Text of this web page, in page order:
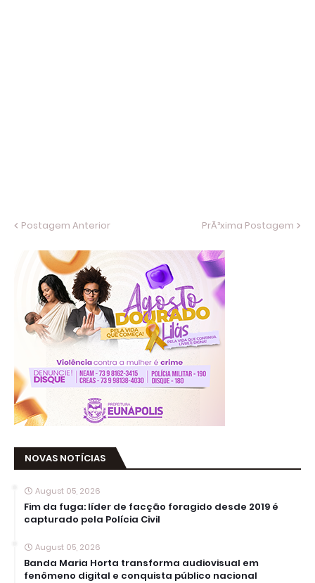
Postagem Anterior PrÃ³xima Postagem
NOVAS NOTÍCIAS
August 05, 2026
Fim da fuga: líder de facção foragido desde 2019 é
capturado pela Polícia Civil
August 05, 2026
Banda Maria Horta transforma audiovisual em
fenômeno digital e conquista público nacional